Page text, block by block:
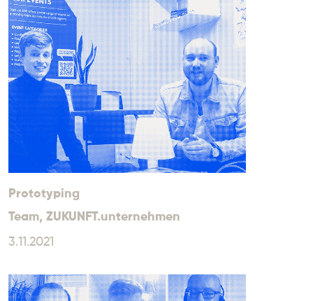
Prototyping
Team, ZUKUNFT.unternehmen
3.11.2021